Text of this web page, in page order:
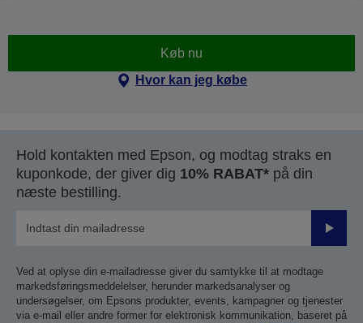
Køb nu
Hvor kan jeg købe
Hold kontakten med Epson, og modtag straks en
kuponkode, der giver dig 10% RABAT* på din
næste bestilling.
Send
Ved at oplyse din e-mailadresse giver du samtykke til at modtage
markedsføringsmeddelelser, herunder markedsanalyser og
undersøgelser, om Epsons produkter, events, kampagner og tjenester
via e-mail eller andre former for elektronisk kommunikation, baseret på